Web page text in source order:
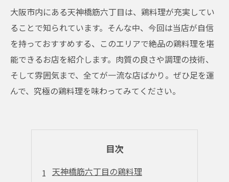
大阪市内にある天神橋筋六丁目は、鶏料理が充実してい
ることで知られています。そんな中、今回は当店が自信
を持っておすすめする、このエリアで絶品の鶏料理を堪
能できるお店を紹介します。肉質の良さや調理の技術、
そして雰囲気まで、全てが一流な店ばかり。ぜひ足を運
んで、究極の鶏料理を味わってみてください。
目次
天神橋筋六丁目の鶏料理